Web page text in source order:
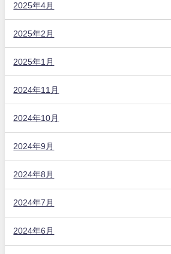
2025年4月
2025年2月
2025年1月
2024年11月
2024年10月
2024年9月
2024年8月
2024年7月
2024年6月